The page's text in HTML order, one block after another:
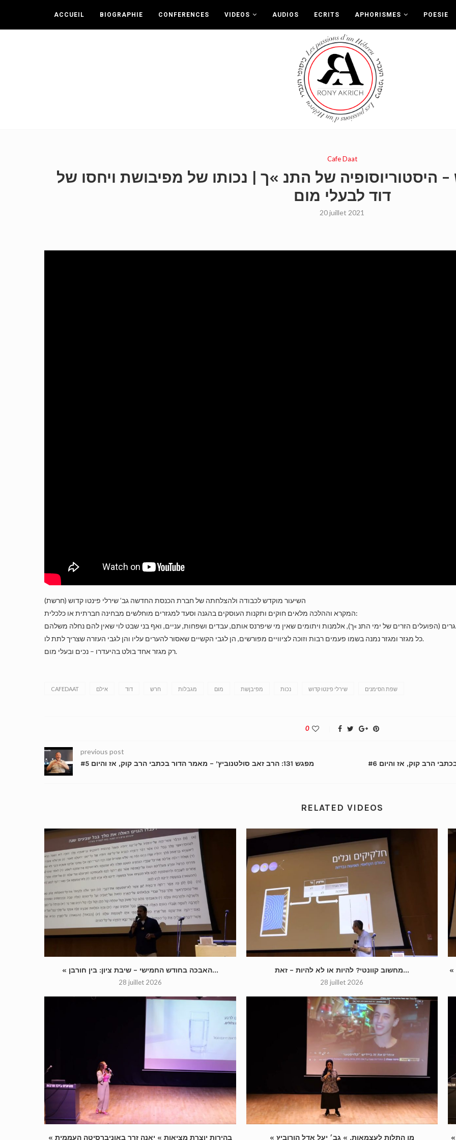
ACCUEIL BIOGRAPHIE CONFERENCES VIDEOS AUDIOS ECRITS APHORISMES POESIE
Cafe Daat
אקריש – היסטוריוסופיה של התנ »ך | נכותו של מפיבושת ויחסו של
דוד לבעלי מום
20 juillet 2021
השיעור מוקדש לכבודה ולהצלחתה של חברת הכנסת החדשה גב’ שירלי פינטו קדוש (חרשת)
המקרא וההלכה מלאים חוקים ותקנות העוסקים בהגנה וסעד למגזרים מוחלשים מבחינה חברתית או כלכלית:
ואף בני שבט לוי שאין להם נחלה משלהם.
כל מגזר ומגזר נמנה בשמו פעמים רבות וזוכה לציוויים מפורשים, הן לגבי הקשיים שאסור להערים עליו והן לגבי העזרה שצריך לתת לו.
רק מגזר אחד בולט בהיעדרו – נכים ובעלי מום.
CAFEDAAT אילם דוד חרש מגבלות מום מפיבןשת נכות שירלי פינטו קדוש שפת הסימנים
0
previous post
מפגש 131: הרב זאב סולטנוביץ’ – מאמר הדור בכתבי הרב קוק, אז והיום #5
RELATED VIDEOS
« האבכה בחודש החמישי – שיבת ציון: בין חורבן...
28 juillet 2026
מחשוב קוונטי? להיות או לא להיות – זאת...
28 juillet 2026
« בהירות יוצרת מציאות » יאנה זרך באוניברסיטה העממית « מן התלות לעצמאות. » גב׳ יעל אדל הורוביץ